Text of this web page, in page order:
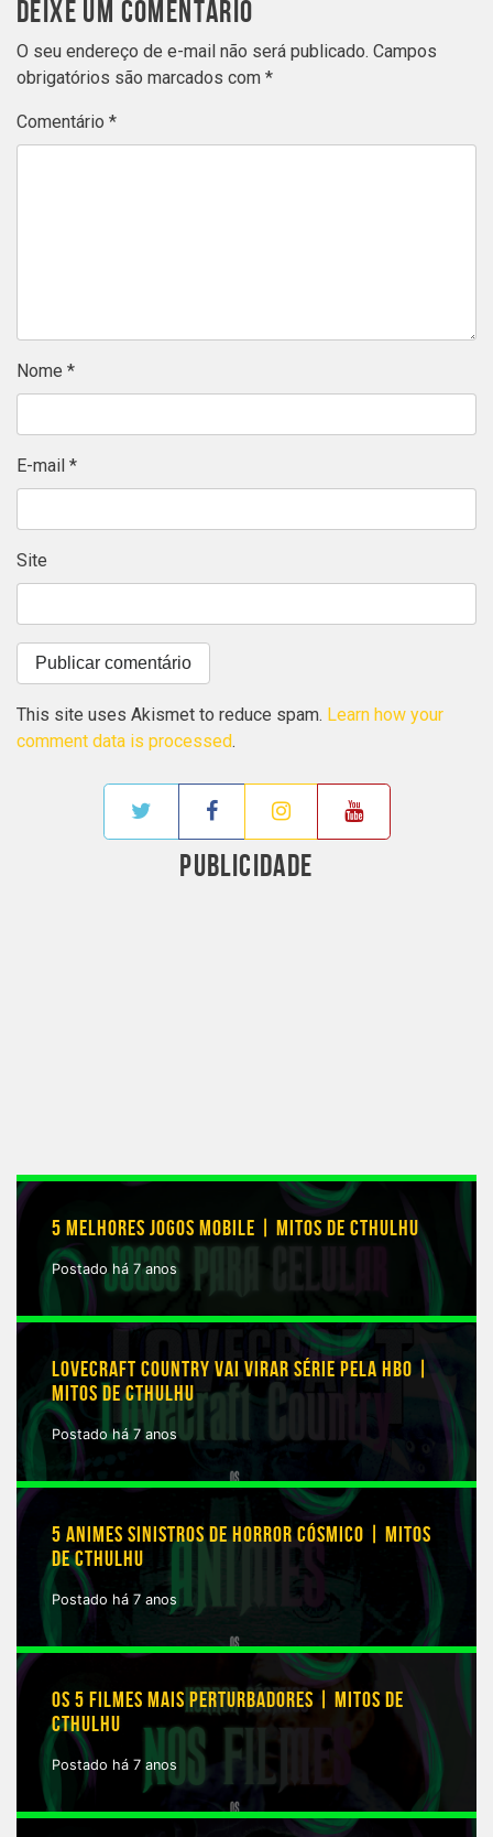
DEIXE UM COMENTÁRIO
O seu endereço de e-mail não será publicado. Campos
obrigatórios são marcados com *
Comentário *
Nome *
E-mail *
Site
This site uses Akismet to reduce spam. Learn how your
comment data is processed.
PUBLICIDADE
5 MELHORES JOGOS MOBILE | MITOS DE CTHULHU
Postado há 7 anos
LOVECRAFT COUNTRY VAI VIRAR SÉRIE PELA HBO |
MITOS DE CTHULHU
Postado há 7 anos
5 ANIMES SINISTROS DE HORROR CÓSMICO | MITOS
DE CTHULHU
Postado há 7 anos
OS 5 FILMES MAIS PERTURBADORES | MITOS DE
CTHULHU
Postado há 7 anos